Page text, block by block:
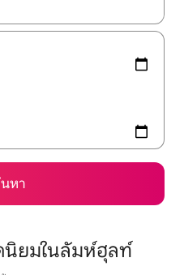
รือปัด เพื่อสำรวจผลการค้นหา
หา
ยมในลัมห์ฮุลท์